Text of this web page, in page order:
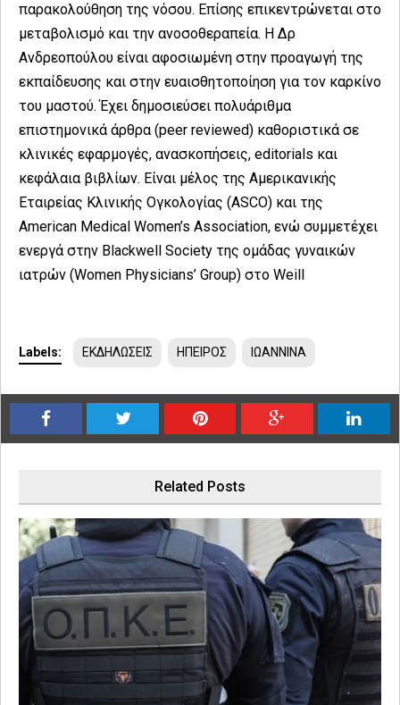
παρακολούθηση της νόσου. Επίσης επικεντρώνεται στο
μεταβολισμό και την ανοσοθεραπεία. Η Δρ
Ανδρεοπούλου είναι αφοσιωμένη στην προαγωγή της
εκπαίδευσης και στην ευαισθητοποίηση για τον καρκίνο
του μαστού. Έχει δημοσιεύσει πολυάριθμα
επιστημονικά άρθρα (peer reviewed) καθοριστικά σε
κλινικές εφαρμογές, ανασκοπήσεις, editorials και
κεφάλαια βιβλίων. Είναι μέλος της Αμερικανικής
Εταιρείας Κλινικής Ογκολογίας (ASCO) και της
American Medical Women’s Association, ενώ συμμετέχει
ενεργά στην Blackwell Society της ομάδας γυναικών
ιατρών (Women Physicians’ Group) στο Weill
Labels: ΕΚΔΗΛΩΣΕΙΣ ΗΠΕΙΡΟΣ ΙΩΑΝΝΙΝΑ
Related Posts